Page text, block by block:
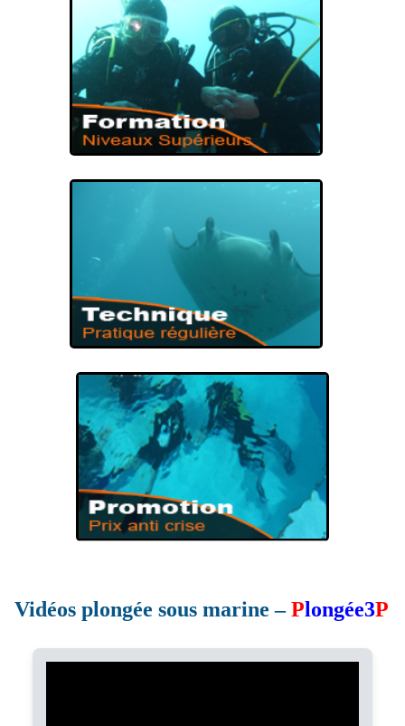
BAPTÊME DE
PLONGÉE
PREMIÈRE IMMERSION
FORMATION DE
PLONGÉE
NIVEAUX DE PLONGÉE
TECHNIQUE DE
PLONGÉE
VOUS PRÉPAREZ
PROMOTION DE
PROMOTIONS
Vidéos plongée sous marine –Plongée3P